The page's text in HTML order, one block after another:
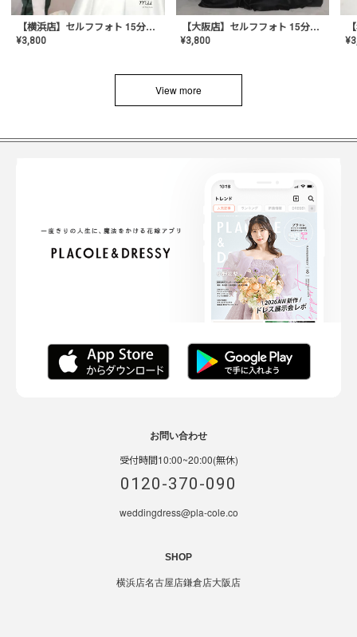
【横浜店】セルフフォト 15分撮り放題プラン
¥3,800
【大阪店】セルフフォト 15分撮り放題プラン
¥3,800 ¥
View more
お問い合わせ
受付時間10:00~20:00(無休)
0120-370-090
weddingdress@pla-cole.co
SHOP
横浜店名古屋店鎌倉店大阪店